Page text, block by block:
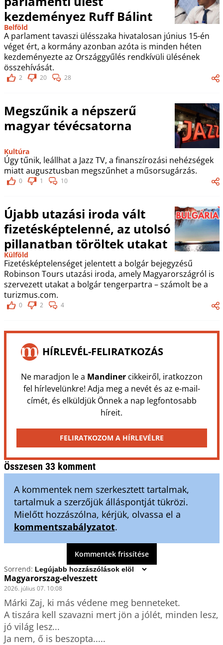
kezdeményez Ruff Bálint
Belföld
A parlament tavaszi ülésszaka hivatalosan június 15-én
véget ért, a kormány azonban azóta is minden héten
kezdeményezte az Országgyűlés rendkívüli ülésének
összehívását.
2 20 28
Megszűnik a népszerű
magyar tévécsatorna
Kultúra
Úgy tűnik, leállhat a Jazz TV, a finanszírozási nehézségek
miatt augusztusban megszűnhet a műsorsugárzás.
0 1 10
Újabb utazási iroda vált
fizetésképtelenné, az utolsó
pillanatban töröltek utakat
Külföld
Fizetésképtelenséget jelentett a bolgár bejegyzésű
Robinson Tours utazási iroda, amely Magyarországról is
szervezett utakat a bolgár tengerpartra – számolt be a
turizmus.com.
0 2 4
HÍRLEVÉL-FELIRATKOZÁS
Ne maradjon le a Mandinercikkeiről, iratkozzon
fel hírlevelünkre! Adja meg a nevét és az e-mail-
címét, és elküldjük Önnek a nap legfontosabb
híreit.
FELIRATKOZOM A HÍRLEVÉLRE
Összesen 33 komment
A kommentek nem szerkesztett tartalmak,
tartalmuk a szerzőjük álláspontját tükrözi.
Mielőtt hozzászólna, kérjük, olvassa el a
kommentszabályzatot.
Kommentek frissítése
Sorrend:
Magyarorszag-elveszett
2026. július 07. 10:08
Márki Zaj, ki más védene meg benneteket.
A tiszára kell szavazni mert jön a jólét, minden lesz,
jó világ lesz...
Ja nem, ő is beszopta.....